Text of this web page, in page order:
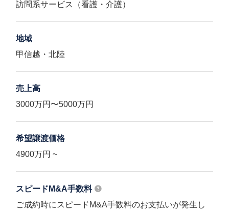
訪問系サービス（看護・介護）
地域
甲信越・北陸
売上高
3000万円〜5000万円
希望譲渡価格
4900万円 ~
スピードM&A手数料
ご成約時にスピードM&A手数料のお支払いが発生し